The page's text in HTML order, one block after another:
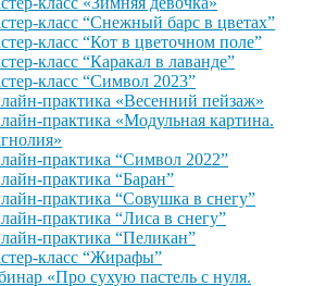
класс “Снежный барс в цветах”
класс “Кот в цветочном поле”
класс “Каракал в лаванде”
класс “Символ 2023”
практика «Весенний пейзаж»
практика «Модульная картина.
практика “Символ 2022”
практика “Баран”
практика “Совушка в снегу”
практика “Лиса в снегу”
практика “Пеликан”
класс “Жирафы”
«Про сухую пастель с нуля.